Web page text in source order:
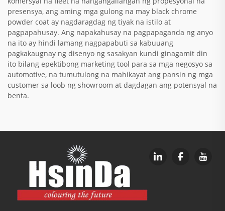
presensya, ang aming mga gulong na may black chrome
powder coat ay nagdaragdag ng tiyak na istilo at
pagpapahusay. Ang napakahusay na pagpapaganda ng anyo
na ito ay hindi lamang nagpapabuti sa kabuuang
pagkakaugnay ng disenyo ng sasakyan kundi ginagamit din
ito bilang epektibong marketing tool para sa mga negosyo sa
automotive, na tumutulong na mahikayat ang pansin ng mga
customer sa loob ng showroom at dagdagan ang potensyal na
benta.